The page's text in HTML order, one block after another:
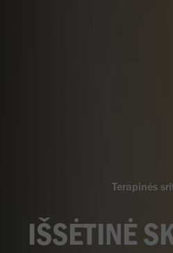
Terapinės
IŠSĖTINĖ